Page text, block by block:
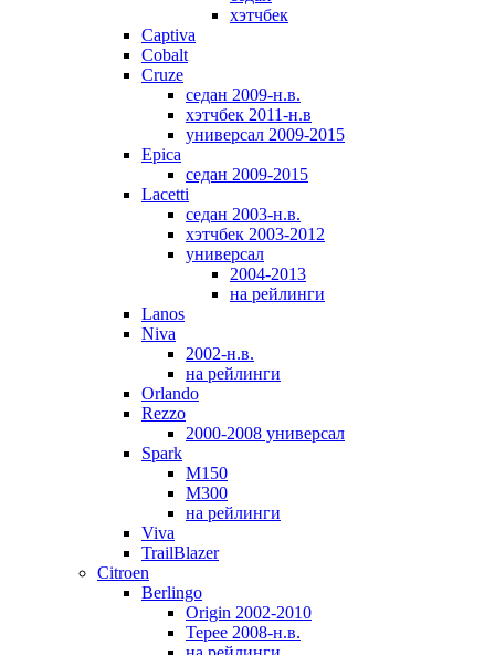
хэтчбек
Captiva
Cobalt
Cruze
седан 2009-н.в.
хэтчбек 2011-н.в
универсал 2009-2015
Epica
седан 2009-2015
Lacetti
седан 2003-н.в.
хэтчбек 2003-2012
универсал
2004-2013
на рейлинги
Lanos
Niva
2002-н.в.
на рейлинги
Orlando
Rezzo
2000-2008 универсал
Spark
M150
M300
на рейлинги
Viva
TrailBlazer
Citroen
Berlingo
Origin 2002-2010
Tepee 2008-н.в.